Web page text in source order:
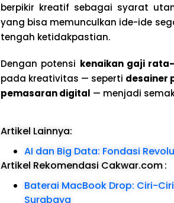
berpikir kreatif sebagai syarat
yang bisa memunculkan ide-ide
tengah ketidakpastian.
Dengan potensi kenaikan gaji
pada kreativitas — seperti desainer
pemasaran digital — menjadi
Artikel Lainnya:
AI dan Big Data: Fondasi
Artikel Rekomendasi Cakwar.com:
Baterai MacBook Drop: Ciri-
Surabaya